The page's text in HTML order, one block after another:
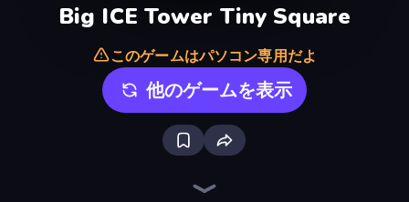
Big ICE Tower Tiny Square
このゲームはパソコン専用だよ
他のゲームを表示